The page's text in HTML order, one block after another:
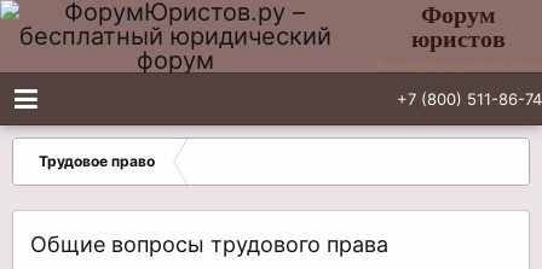
Форум
юристов
+7 (800) 511-86-74
Трудовое право
Общие вопросы трудового права